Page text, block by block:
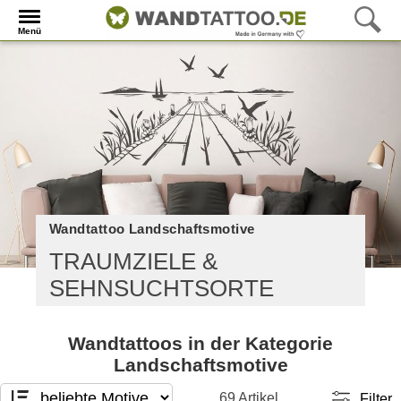
Menü
Wandtattoo Landschaftsmotive
TRAUMZIELE &
SEHNSUCHTSORTE
Wandtattoos in der Kategorie
Landschaftsmotive
69 Artikel